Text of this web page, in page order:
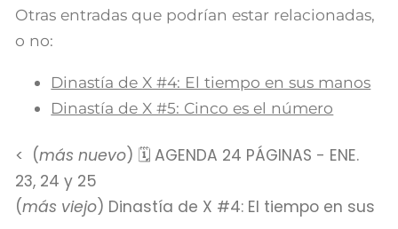
Otras entradas que podrían estar relacionadas,
o no:
Dinastía de X #4: El tiempo en sus manos
Dinastía de X #5: Cinco es el número
(más nuevo) 🗓 AGENDA 24 PÁGINAS - ENE.
23, 24 y 25
(más viejo) Dinastía de X #4: El tiempo en sus